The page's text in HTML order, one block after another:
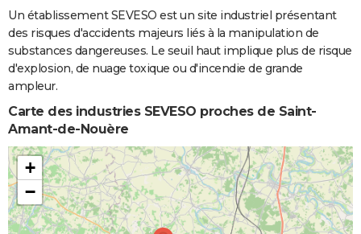
Un établissement SEVESO est un site industriel présentant
des risques d'accidents majeurs liés à la manipulation de
substances dangereuses. Le seuil haut implique plus de risque
d'explosion, de nuage toxique ou d'incendie de grande
ampleur.
Carte des industries SEVESO proches de Saint-
Amant-de-Nouère
+
−